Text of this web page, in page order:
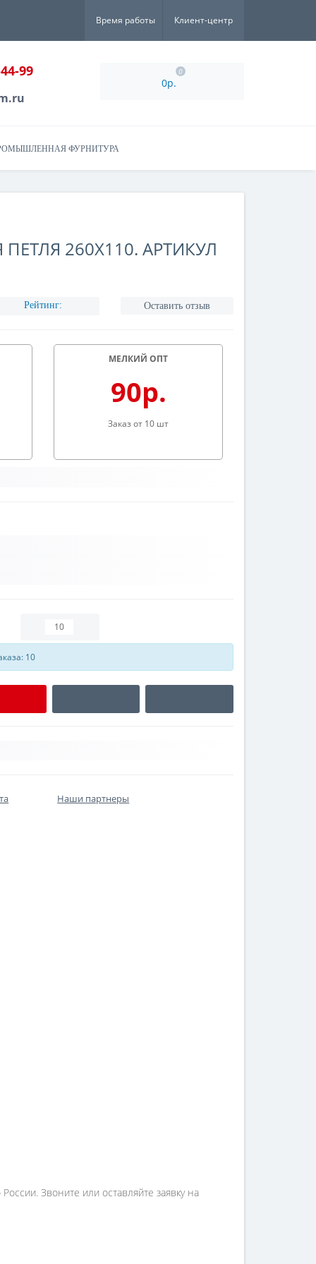
Время работы Клиент-центр
99
0р.
0
ФУРНИТУРА
260X110. АРТИКУЛ
Рейтинг: Оставить отзыв
МЕЛКИЙ ОПТ
90р.
Заказ от 10 шт
10
Наши партнеры
Звоните или оставляйте заявку на